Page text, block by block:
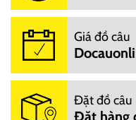
Giá đồ câu
Đặt đồ câu
Đặt hàng